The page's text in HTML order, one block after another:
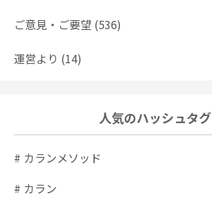
ご意見・ご要望 (536)
運営より (14)
人気のハッシュタグ
# カランメソッド
# カラン